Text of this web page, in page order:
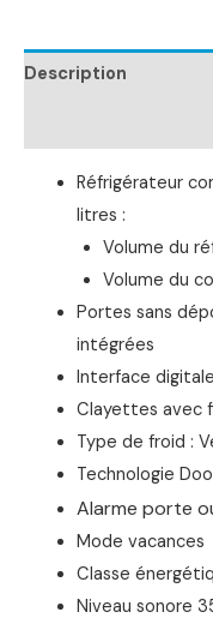
Description
Réfrigérateur
litres :
Volume du
Volume du
Portes sans
intégrées
Interface
Clayettes avec
Type de froid :
Technologie
Alarme porte
Mode vacances
Classe
Niveau sonore